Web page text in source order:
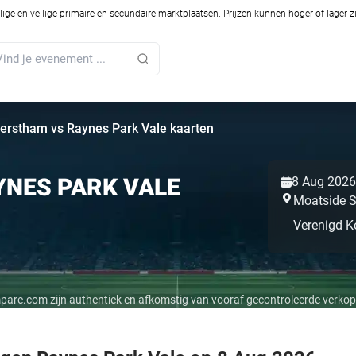
en veilige primaire en secundaire marktplaatsen. Prijzen kunnen hoger of lager
vs Raynes Park Vale kaarten
PARK VALE
8 Aug 2026
Moatside
Verenigd
zijn authentiek en afkomstig van vooraf gecontroleerde